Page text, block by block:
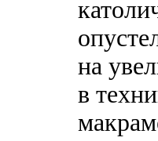
на
в